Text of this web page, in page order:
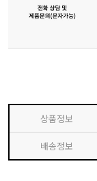
상품정보
배송정보